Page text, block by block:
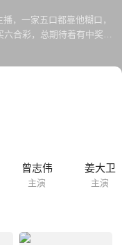
，一家五口都靠他糊口，
合彩，总期待着有中奖的
大的屋子居住。他们终于
了。他们又变回了穷人，
曾志伟
主演
姜大卫
主演